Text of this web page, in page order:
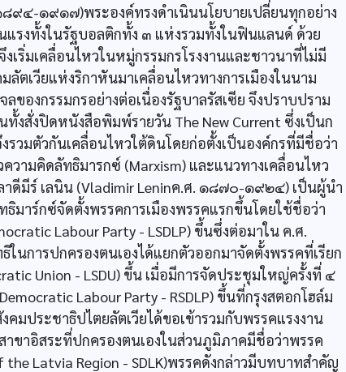
๙๔-๑๙๑๗)พระองค์ทรงดำเนินนโยบายเปลี่ยนทุกอย่าง
รงทั้งในรัฐบอลติกทั้ง ๓ แห่งรวมทั้งในฟินแลนด์ ด้วย
ริ่มเคลื่อนไหวในหมู่กรรมกรโรงงานและชาวนาที่ไม่มี
ตเวียแห่งริกาหันมาเคลื่อนไหวทางการเมืองในนาม
องกรรมกรอย่างต่อเนื่องรัฐบาลรัสเซีย จึงปราบปราม
งสั่งปิดหนังสือพิมพ์รายวัน The New Current ซึ่งเป็นก
วมตัวกันเคลื่อนไหวใต้ดินโดยก่อตั้งเป็นองค์กรที่มีชื่อว่า
ามคิดลัทธิมารกซ์ (Marxism) และแนวทางเคลื่อนไหว
ดีมีร์ เลนิน (Vladimir Leninค.ศ. ๑๘๗๐-๑๙๒๔) เป็นผู้นำ
าร์กซ์จัดตั้งพรรคการเมืองพรรคแรกขึ้นโดยใช้ชื่อว่า
Labour Party - LSDLP) ขึ้นซึ่งต่อมาใน ค.ศ.
การปกครองตนเองได้แยกตัวออกมาจัดตั้งพรรคที่เรียก
Union - LSDU) ขึ้น เมื่อมีการจัดประชุมใหญ่ครั้งที่ ๔
Labour Party - RSDLP) ขึ้นที่กรุงสตอกโฮล์ม
มประชาธิปไตยลัตเวียได้ขอเข้ารวมกับพรรคแรงงาน
ขาอิสระที่ปกครองตนเองในส่วนภูมิภาคมีชื่อว่าพรรค
Latvia Region - SDLK)พรรคดังกล่าวมีบทบาทสำคัญ